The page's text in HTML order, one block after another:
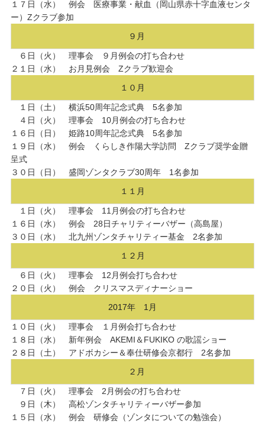
１７日（水） 例会 医療事業・献血（岡山県赤十字血液センタ
ー）Zクラブ参加
９月
６日（火） 理事会 ９月例会の打ち合わせ
２１日（水） お月見例会 Zクラブ歓迎会
１０月
１日（土） 横浜50周年記念式典 5名参加
４日（火） 理事会 10月例会の打ち合わせ
１６日（日） 姫路10周年記念式典 5名参加
１９日（水） 例会 くらしき作陽大学訪問 Zクラブ奨学金贈
呈式
３０日（日） 盛岡ゾンタクラブ30周年 1名参加
１１月
１日（火） 理事会 11月例会の打ち合わせ
１６日（水） 例会 28日チャリティーバザー（高島屋）
３０日（水） 北九州ゾンタチャリティー基金 2名参加
１２月
６日（火） 理事会 12月例会打ち合わせ
２０日（火） 例会 クリスマスディナーショー
2017年 1月
１０日（火） 理事会 １月例会打ち合わせ
１８日（水） 新年例会 AKEMI＆FUKIKO の歌謡ショー
２８日（土） アドボカシー＆奉仕研修会京都行 2名参加
２月
７日（火） 理事会 2月例会の打ち合わせ
９日（木） 高松ゾンタチャリティーバザー参加
１５日（水） 例会 研修会（ゾンタについての勉強会）